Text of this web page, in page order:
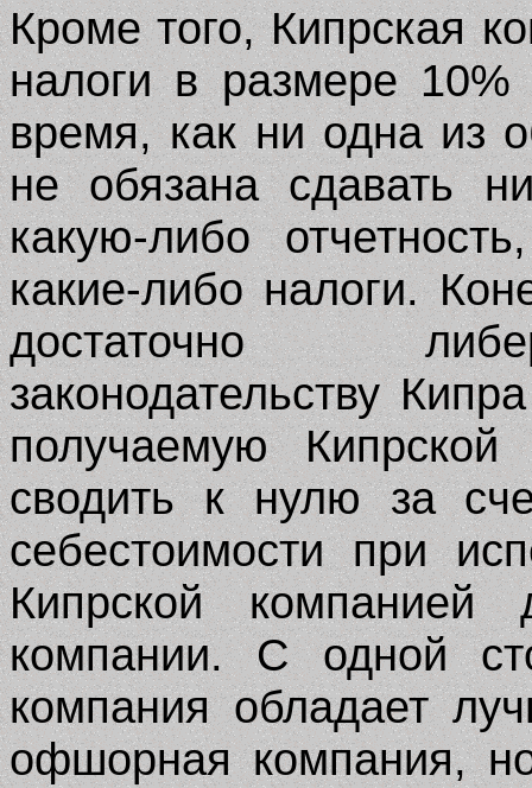
Кроме того, Кипрская
налоги в размере
время, как ни одна из
не обязана сдавать
какую-либо
какие-либо налоги.
достаточно
законодательству
получаемую
сводить к нулю за
себестоимости при
Кипрской компанией
компании.С одной
компания обладает
офшорная компания,